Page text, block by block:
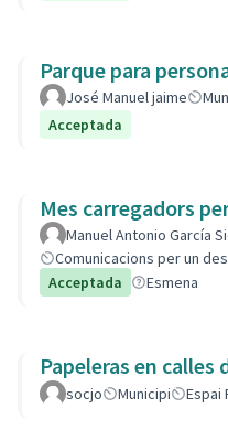
Parque para
José Manuel jaime
Acceptada
Mes carregadors
Manuel Antonio García
Comunicacions per un
Acceptada
Esmena
Papeleras en calles
socjo Municipi Espai